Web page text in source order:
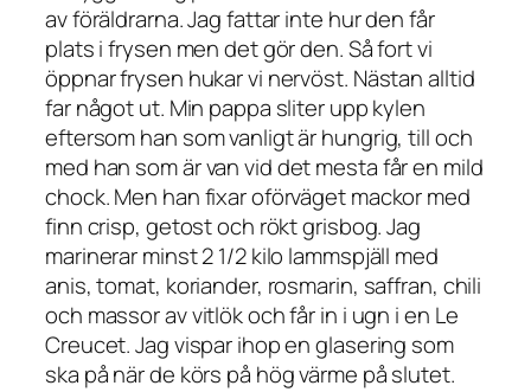
av föräldrarna. Jag fattar inte hur den får
plats i frysen men det gör den. Så fort vi
öppnar frysen hukar vi nervöst. Nästan alltid
far något ut. Min pappa sliter upp kylen
eftersom han som vanligt är hungrig, till och
med han som är van vid det mesta får en mild
chock. Men han fixar oförväget mackor med
finn crisp, getost och rökt grisbog. Jag
marinerar minst 2 1/2 kilo lammspjäll med
anis, tomat, koriander, rosmarin, saffran, chili
och massor av vitlök och får in i ugn i en Le
Creucet. Jag vispar ihop en glasering som
ska på när de körs på hög värme på slutet.